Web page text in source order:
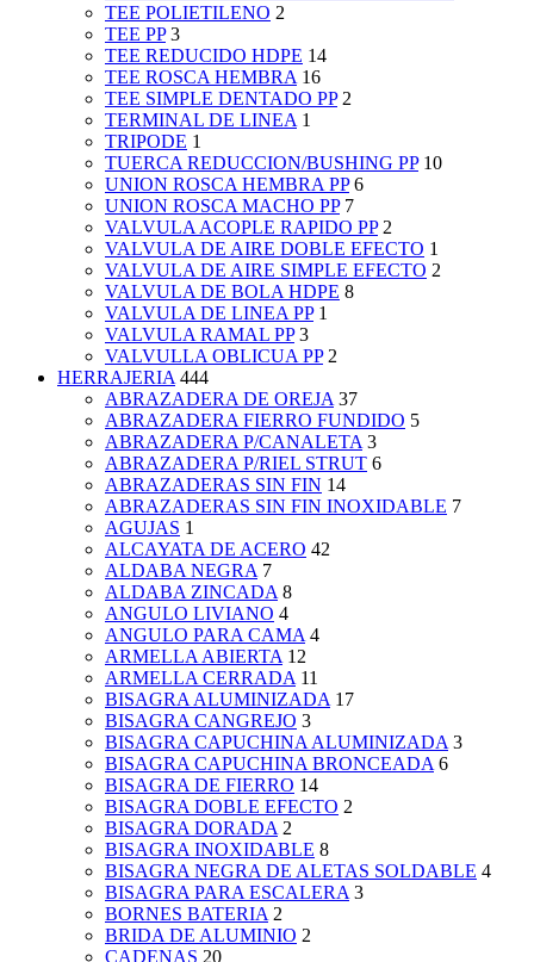
TEE POLIETILENO 2
TEE PP 3
TEE REDUCIDO HDPE 14
TEE ROSCA HEMBRA 16
TEE SIMPLE DENTADO PP 2
TERMINAL DE LINEA 1
TRIPODE 1
TUERCA REDUCCION/BUSHING PP 10
UNION ROSCA HEMBRA PP 6
UNION ROSCA MACHO PP 7
VALVULA ACOPLE RAPIDO PP 2
VALVULA DE AIRE DOBLE EFECTO 1
VALVULA DE AIRE SIMPLE EFECTO 2
VALVULA DE BOLA HDPE 8
VALVULA DE LINEA PP 1
VALVULA RAMAL PP 3
VALVULLA OBLICUA PP 2
HERRAJERIA 444
ABRAZADERA DE OREJA 37
ABRAZADERA FIERRO FUNDIDO 5
ABRAZADERA P/CANALETA 3
ABRAZADERA P/RIEL STRUT 6
ABRAZADERAS SIN FIN 14
ABRAZADERAS SIN FIN INOXIDABLE 7
AGUJAS 1
ALCAYATA DE ACERO 42
ALDABA NEGRA 7
ALDABA ZINCADA 8
ANGULO LIVIANO 4
ANGULO PARA CAMA 4
ARMELLA ABIERTA 12
ARMELLA CERRADA 11
BISAGRA ALUMINIZADA 17
BISAGRA CANGREJO 3
BISAGRA CAPUCHINA ALUMINIZADA 3
BISAGRA CAPUCHINA BRONCEADA 6
BISAGRA DE FIERRO 14
BISAGRA DOBLE EFECTO 2
BISAGRA DORADA 2
BISAGRA INOXIDABLE 8
BISAGRA NEGRA DE ALETAS SOLDABLE 4
BISAGRA PARA ESCALERA 3
BORNES BATERIA 2
BRIDA DE ALUMINIO 2
CADENAS 20